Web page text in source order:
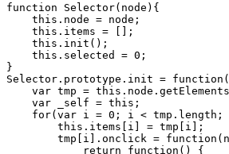
function Selector(node){
this.node = node;
this.items = [];
this.init();
this.selected = 0;
}
Selector.prototype.init =
var tmp =
var _self = this;
for(var i = 0; i < tmp.length;
this.items[i] = tmp[i];
tmp[i].onclick =
return function() {